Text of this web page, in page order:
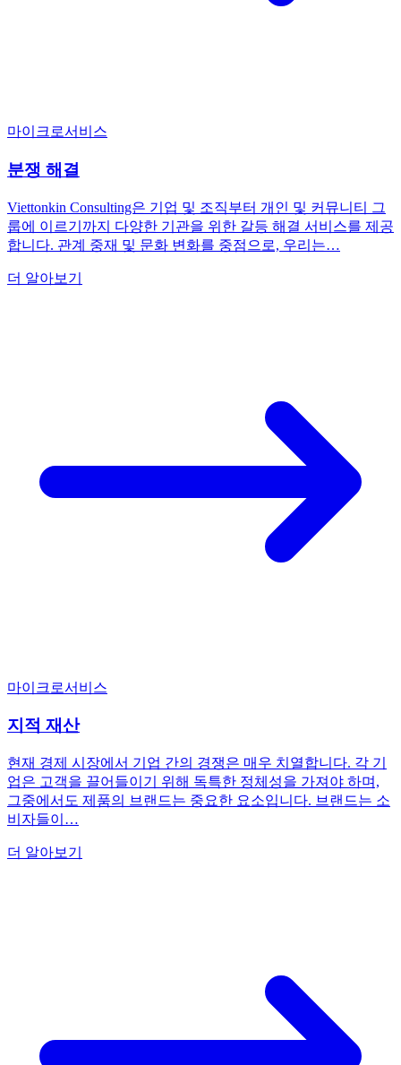
마이크로서비스
분쟁 해결
Viettonkin Consulting은 기업 및 조직부터 개인 및 커뮤니티 그
룹에 이르기까지 다양한 기관을 위한 갈등 해결 서비스를 제공
합니다. 관계 중재 및 문화 변화를 중점으로, 우리는…
더 알아보기
마이크로서비스
지적 재산
현재 경제 시장에서 기업 간의 경쟁은 매우 치열합니다. 각 기
업은 고객을 끌어들이기 위해 독특한 정체성을 가져야 하며,
그중에서도 제품의 브랜드는 중요한 요소입니다. 브랜드는 소
비자들이…
더 알아보기